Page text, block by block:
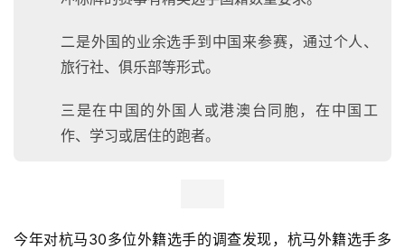
二是外国的业余选手到中国来参赛，通过个人、
旅行社、俱乐部等形式。
三是在中国的外国人或港澳台同胞，在中国工
作、学习或居住的跑者。
今年对杭马30多位外籍选手的调查发现，杭马外籍选手多